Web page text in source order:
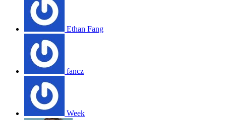
Ethan Fang
fancz
Week